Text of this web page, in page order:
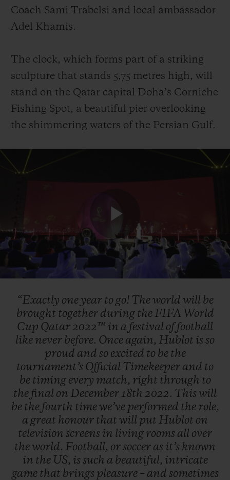
Coach Sami Trabelsi and local ambassador
Adel Khamis.
The clock, which forms part of a striking
sculpture that stands 5,75 metres high, will
stand on the Qatar capital Doha’s Corniche
Fishing Spot, a beautiful pier overlooking
the shimmering waters of the Persian Gulf.
Play
Video
“Exactly oneyear to go! Theworld will be
brought together during the FIFA World
Cup Qatar2022™ in a festival offootball
like never before. Once again, Hublot isso
proud and so excited to be the
tournament’s Official Timekeeper and to
be timing every match, right through to
the final on December 18th 2022. Thiswill
be the fourth timewe’ve performed the role,
a great honour that will put Hublot on
television screens in living rooms all over
theworld. Football, orsoccer as it’s known
in the US, issuch a beautiful, intricate
game that brings pleasure – and sometimes